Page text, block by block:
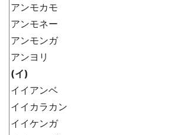
アンモカモ
アンモネー
アンモンガ
アンヨリ
(イ)
イイアンベ
イイカラカン
イイケンガ